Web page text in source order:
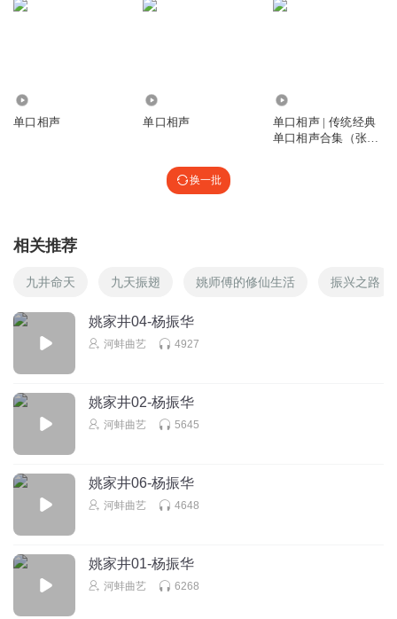
单口相声 单口相声
单口相声 | 传统经典
单口相声合集（张准
换一批
相关推荐
九井命天 九天振翅 姚师傅的修仙生活 振兴之路
姚家井04-杨振华
河蚌曲艺 4927
姚家井02-杨振华
河蚌曲艺 5645
姚家井06-杨振华
河蚌曲艺 4648
姚家井01-杨振华
河蚌曲艺 6268